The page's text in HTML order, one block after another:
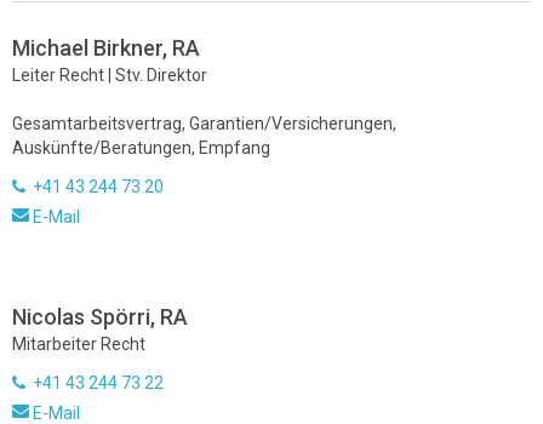
Michael Birkner, RA
Leiter Recht | Stv. Direktor
Gesamtarbeitsvertrag, Garantien/Versicherungen,
Auskünfte/Beratungen, Empfang
+41 43 244 73 20
E-Mail
Nicolas Spörri, RA
Mitarbeiter Recht
+41 43 244 73 22
E-Mail